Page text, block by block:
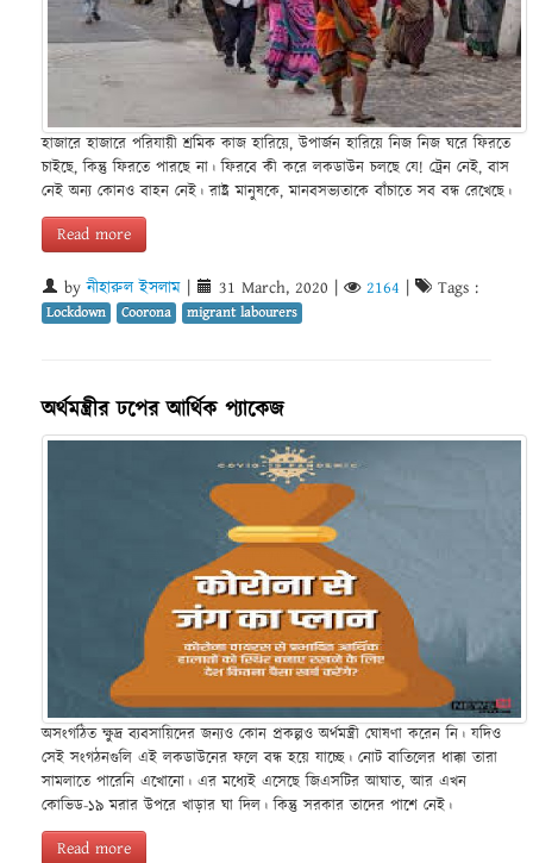
হাজারে হাজারে পরিযায়ী শ্রমিক কাজ হারিয়ে, উপার্জন হারিয়ে নিজ নিজ ঘরে ফিরতে
চাইছে, কিন্তু ফিরতে পারছে না। ফিরবে কী করে লকডাউন চলছে যে! ট্রেন নেই, বাস
নেই অন্য কোনও বাহন নেই। রাষ্ট্র মানুষকে, মানবসভ্যতাকে বাঁচাতে সব বন্ধ রেখেছে।
Read more
byনীহারুল ইসলাম 31 March, 2020 2164 Tags :
Lockdown Coorona migrant labourers
অর্থমন্ত্রীর ঢপের আর্থিক প্যাকেজ
অসংগঠিত ক্ষুদ্র ব্যবসায়িদের জন্যও কোন প্রকল্পও অর্থমন্ত্রী ঘোষণা করেন নি। যদিও
সেই সংগঠনগুলি এই লকডাউনের ফলে বন্ধ হয়ে যাচ্ছে। নোট বাতিলের ধাক্কা তারা
সামলাতে পারেনি এখোনো। এর মধ্যেই এসেছে জিএসটির আঘাত, আর এখন
কোভিড-১৯ মরার উপরে খাড়ার ঘা দিল। কিন্তু সরকার তাদের পাশে নেই।
Read more